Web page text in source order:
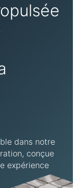
dans notre
conçue
expérience